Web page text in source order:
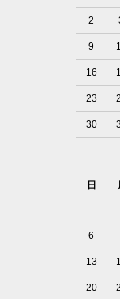
2
9
16
23
30
日
6
13
20